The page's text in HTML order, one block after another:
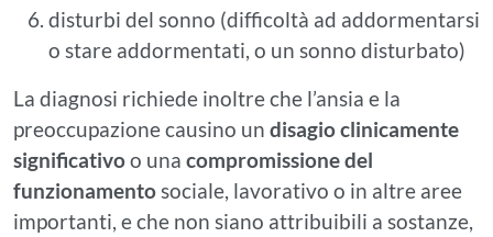
disturbi del sonno (difficoltà ad addormentarsi
o stare addormentati, o un sonno disturbato)
La diagnosi richiede inoltre che l’ansia e la
preoccupazione causino un disagio clinicamente
significativoo una compromissione del
funzionamentosociale, lavorativo o in altre aree
importanti, e che non siano attribuibili a sostanze,